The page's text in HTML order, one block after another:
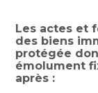
Les actes et
des biens
protégée
émolument
après :